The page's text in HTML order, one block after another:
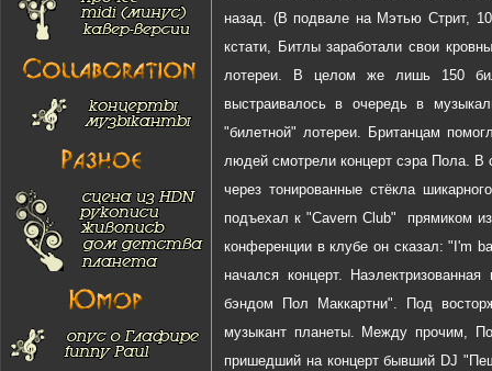
назад. (В подвале на Мэтью Стрит,
кстати, Битлы заработали свои
лотереи. В целом же лишь 150
выстраивалось в очередь в
"билетной" лотереи. Британцам
людей смотрели концерт сэра Пола. В
через тонированные стёкла
подъехал к "Cavern Club" прямиком
конференции в клубе он сказал: "I'm
начался концерт.
бэндом Пол Маккартни". Под
музыкант планеты. Между прочим,
пришедший на концерт бывший DJ